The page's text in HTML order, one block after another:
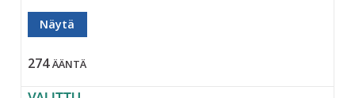
Näytä
274ÄÄNTÄ